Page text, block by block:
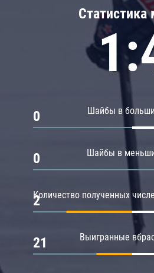
Статистика
Шайбы в
0
Шайбы в
0
Количество полученных
2
Выигранные
21